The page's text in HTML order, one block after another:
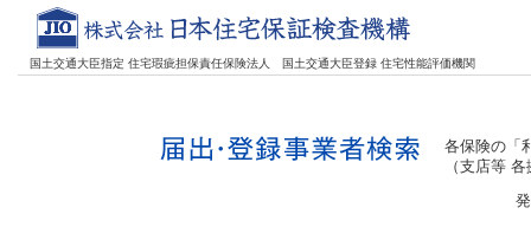
国土交通大臣指定 住宅瑕疵担保責任保険法人 国土交通大臣登録 住宅性能評価機関
各保険の「
（支店等